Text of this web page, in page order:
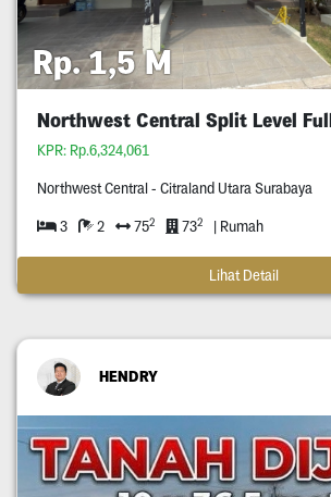
Rp. 1,5 M
Northwest Central Split Level
KPR: Rp.6,324,061
Northwest Central - Citraland Utara Surabaya
3 2 752 732 | Rumah
Lihat Detail
HENDRY